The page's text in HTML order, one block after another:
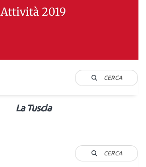
Attività 2019
CERCA
La Tuscia
CERCA